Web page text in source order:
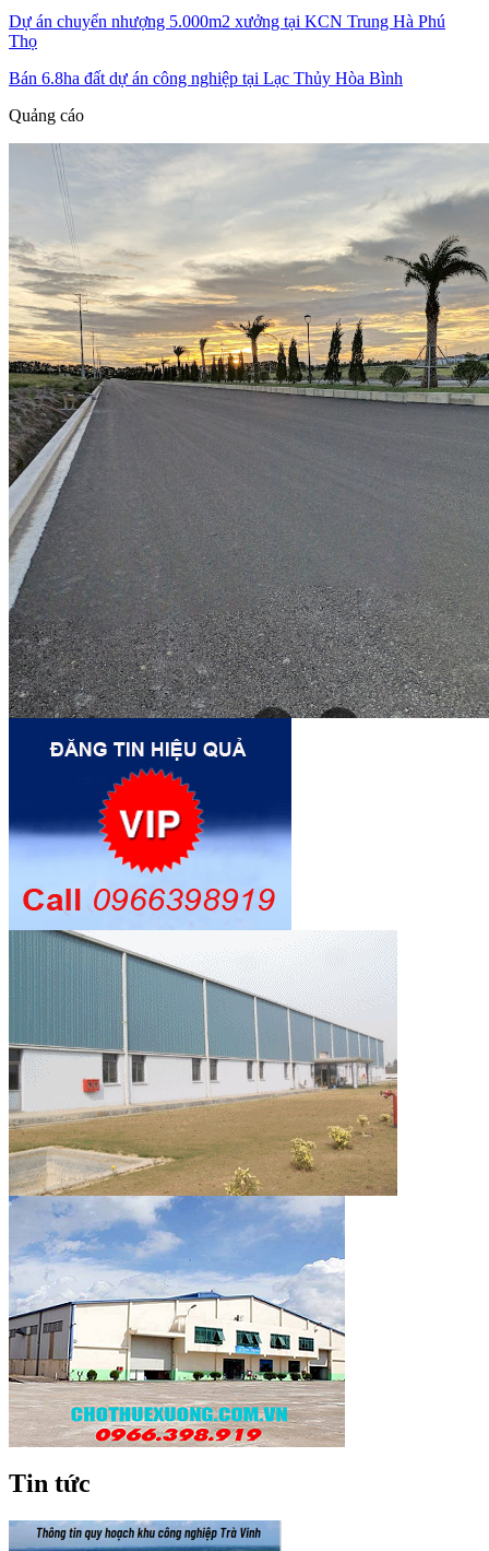
Dự án chuyển nhượng 5.000m2 xưởng tại KCN Trung Hà Phú
Thọ
Bán 6.8ha đất dự án công nghiệp tại Lạc Thủy Hòa Bình
Quảng cáo
Tin tức